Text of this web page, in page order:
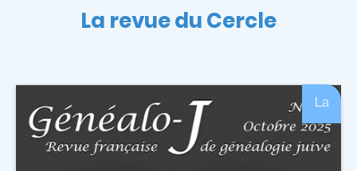
La revue du Cercle
La